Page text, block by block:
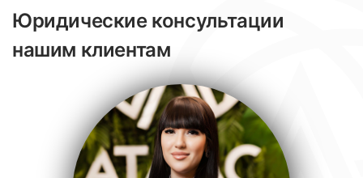
Юридические консультации
нашим клиентам